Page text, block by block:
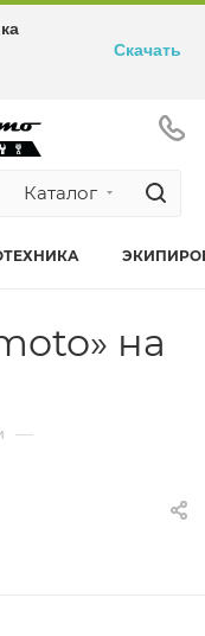
Каталог
на
—
Скачать